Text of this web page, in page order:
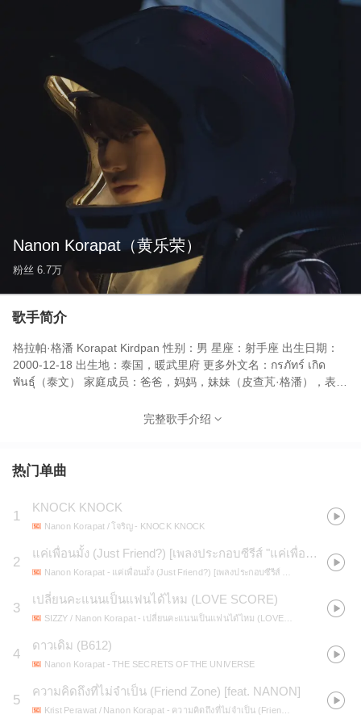
Nanon Korapat （黄乐荣）
粉丝 6.7万
歌手简介
格拉帕·格潘 Korapat Kirdpan 性别：男 星座：射手座 出生日期：
2000-12-18 出生地：泰国，暖武里府 更多外文名：กรภัทร์ เกิด
พันธุ์（泰文） 家庭成员：爸爸，妈妈，妹妹（皮查芃·格潘），表姐
18日出生于泰国暖武里府，泰国男演员。
完整歌手介绍
热门单曲
1
KNOCK KNOCK
Nanon Korapat / โจริญ- KNOCK KNOCK
2
แค่เพื่อนมั้ง (Just Friend?) [เพลงประกอบซีรีส์ "แค่เพื่อนครับเพื่อน BAD BUDDY SERIES"]
Nanon Korapat - แค่เพื่อนมั้ง (Just Friend?) [เพลงประกอบซีรีส์ "แค่เพื่อนครับเพื่อน BAD BUDDY SERIES"]
3
เปลี่ยนคะแนนเป็นแฟนได้ไหม (LOVE SCORE)
SIZZY / Nanon Korapat- เปลี่ยนคะแนนเป็นแฟนได้ไหม (LOVE SCORE)
4
ดาวเดิม (B612)
Nanon Korapat - THE SECRETS OF THE UNIVERSE
5
ความคิดถึงที่ไม่จำเป็น (Friend Zone) [feat. NANON]
Krist Perawat / Nanon Korapat- ความคิดถึงที่ไม่จำเป็น (Friend Zone) [feat. NANON]